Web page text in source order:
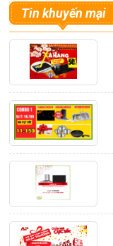
Tin khuyến mại